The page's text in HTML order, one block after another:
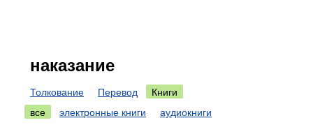
наказание
Толкование Перевод
Книги
все
электронные книги аудиокниги